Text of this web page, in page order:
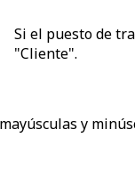
Si el puesto de
"Cliente".
y